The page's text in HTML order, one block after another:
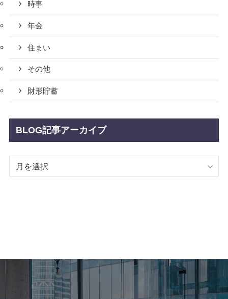
時事
年金
住まい
その他
財形貯蓄
BLOG記事アーカイブ
BLOG